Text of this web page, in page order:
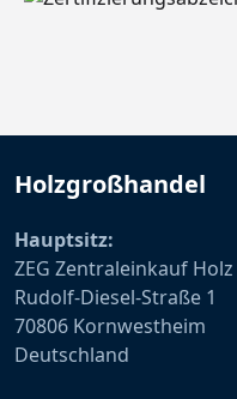
Holzgroßhandel
Hauptsitz:
ZEG Zentraleinkauf
Rudolf-Diesel-Straße 1
70806 Kornwestheim
Deutschland